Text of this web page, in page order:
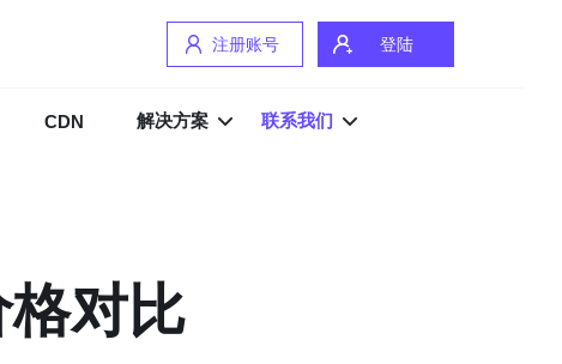
注册账号 登陆
CDN 解决方案 联系我们
对比